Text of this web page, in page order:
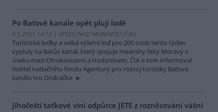
Po Baťově kanále opět plují lodě
6.5.2001 14:12 | VESELÍ NAD MORAVOU (ČIA)
Turistické loďky a velká výletní loď pro 200 osob tento týden
vypluly na Baťův kanál, který spojuje meandry řeky Moravy v
úseku mezi Otrokovicemi a Hodonínem. ČIA o tom informoval
ředitel nadačního fondu Agentury pro rozvoj turistiky Baťova
kanálu Ivo Ondračka.
Jihočeští taťkové viní odpůrce JETE z rozněcování vášní